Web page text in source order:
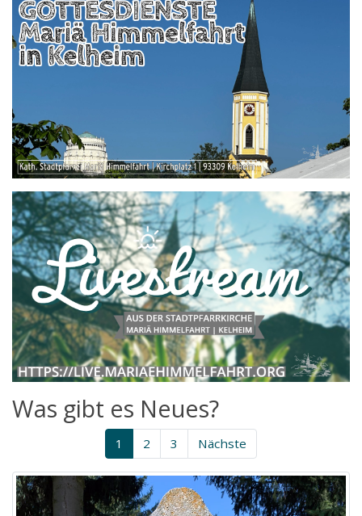
Was gibt es Neues?
1 2 3 Nächste